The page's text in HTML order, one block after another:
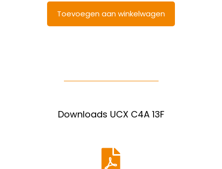
Toevoegen aan winkelwagen
Downloads UCX C4A 13F